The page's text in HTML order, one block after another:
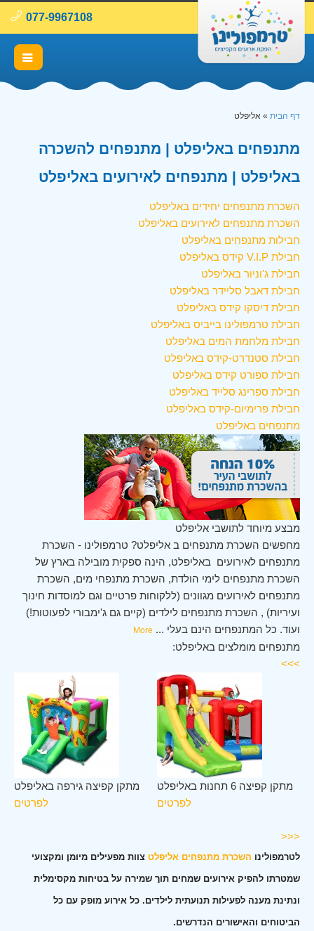
077-9967108
דף הבית » אליפלט
מתנפחים באליפלט | מתנפחים להשכרה
באליפלט | מתנפחים לאירועים באליפלט
השכרת מתנפחים יחידים באליפלט
השכרת מתנפחים לאירועים באליפלט
חבילות מתנפחים באליפלט
חבילת V.I.P קידס באליפלט
חבילת ג'וניור באליפלט
חבילת דאבל סליידר באליפלט
חבילת דיסקו קידס באליפלט
חבילת טרמפולינו בייביס באליפלט
חבילת מלחמת המים באליפלט
חבילת סטנדרט-קידס באליפלט
חבילת ספורט קידס באליפלט
חבילת ספרינג סלייד באליפלט
חבילת פרימיום-קידס באליפלט
מתנפחים באליפלט
מבצע מיוחד לתושבי אליפלט
מחפשים השכרת מתנפחים ב אליפלט? טרמפולינו - השכרת
מתנפחים לאירועים באליפלט, הינה ספקית מובילה בארץ של
השכרת מתנפחים לימי הולדת, השכרת מתנפחי מים, השכרת
מתנפחים לאירועים מגוונים (ללקוחות פרטיים וגם למוסדות חינוך
ועיריות) , השכרת מתנפחים לילדים (קיים גם ג'ימבורי לפעוטות!)
ועוד. כל המתנפחים הינם בעלי ...
More
מתנפחים מומלצים באליפלט:
>>>
מתקן קפיצה גירפה באליפלט
לפרטים
מתקן קפיצה 6 תחנות באליפלט
לפרטים
<<<
לטרמפולינו השכרת מתנפחים אליפלט צוות מפעילים מיומן ומקצועי
שמטרתו להפיק אירועים שמחים תוך שמירה על בטיחות מקסימלית
ונתינת מענה לפעילות תנועתית לילדים. כל אירוע מופק עם כל
הביטוחים והאישורים הנדרשים.